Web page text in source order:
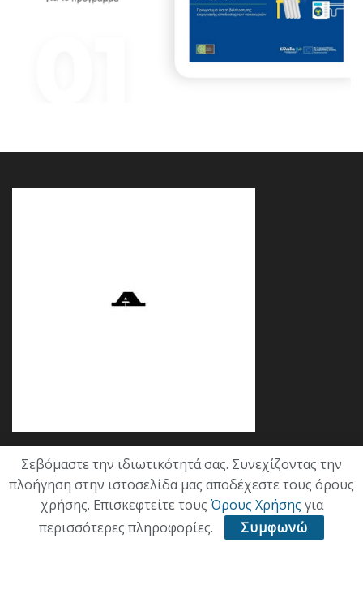
Κατηγορίες
ΕΠΙΚΑΙΡΟΤΗΤΑ
Σεβόμαστε την ιδιωτικότητά σας. Συνεχίζοντας την
πλοήγηση στην ιστοσελίδα μας αποδέχεστε τους όρους
χρήσης. Επισκεφτείτε τους Όρους Χρήσης για
περισσότερες πληροφορίες.
Συμφωνώ